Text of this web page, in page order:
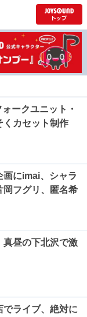
ークユニット・
くカセット制作
画にimai、シャラ
岡フグリ、匿名希
真昼の下北沢で激
ライブ、絶対に